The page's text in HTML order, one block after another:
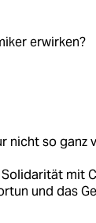
erwirken?
nicht so ganz
mit
und das